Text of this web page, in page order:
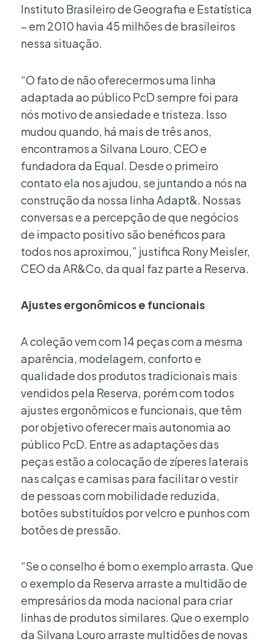
Instituto Brasileiro de Geografia e Estatística
– em 2010 havia 45 milhões de brasileiros
nessa situação.
“O fato de não oferecermos uma linha
adaptada ao público PcD sempre foi para
nós motivo de ansiedade e tristeza. Isso
mudou quando, há mais de três anos,
encontramos a Silvana Louro, CEO e
fundadora da Equal. Desde o primeiro
contato ela nos ajudou, se juntando a nós na
construção da nossa linha Adapt&. Nossas
conversas e a percepção de que negócios
de impacto positivo são benéficos para
todos nos aproximou,” justifica Rony Meisler,
CEO da AR&Co, da qual faz parte a Reserva.
Ajustes ergonômicos e funcionais
A coleção vem com 14 peças com a mesma
aparência, modelagem, conforto e
qualidade dos produtos tradicionais mais
vendidos pela Reserva, porém com todos
ajustes ergonômicos e funcionais, que têm
por objetivo oferecer mais autonomia ao
público PcD. Entre as adaptações das
peças estão a colocação de zíperes laterais
nas calças e camisas para facilitar o vestir
de pessoas com mobilidade reduzida,
botões substituídos por velcro e punhos com
botões de pressão.
“Se o conselho é bom o exemplo arrasta. Que
o exemplo da Reserva arraste a multidão de
empresários da moda nacional para criar
linhas de produtos similares. Que o exemplo
da Silvana Louro arraste multidões de novas